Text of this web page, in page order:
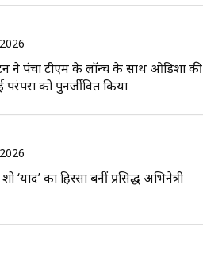
ने पंचा टीएम के लॉन्च के साथ ओडिशा की
परंपरा को पुनर्जीवित किया
‘यादें’ का हिस्सा बनीं प्रसिद्ध अभिनेत्री